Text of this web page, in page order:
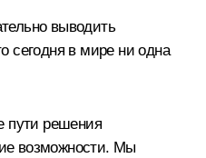
выводить
сегодня в мире ни одна
пути решения
возможности. Мы